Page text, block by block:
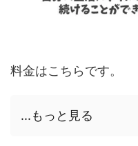
料金はこちらです。
...もっと見る